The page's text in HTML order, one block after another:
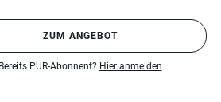
ZUM ANGEBOT
Bereits PUR-Abonnent? Hier anmelden